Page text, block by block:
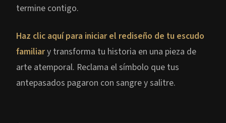
termine contigo.
Haz clic aquí para iniciar el rediseño de tu escudo
familiary transforma tu historia en una pieza de
arte atemporal. Reclama el símbolo que tus
antepasados pagaron con sangre y salitre.